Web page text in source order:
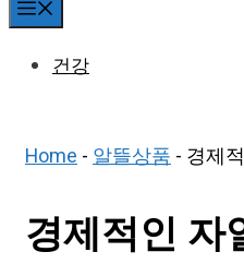
건강
Home-알뜰상품- 경제
경제적인 자